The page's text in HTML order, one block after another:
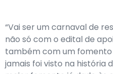
“Vai ser um carnaval de
não só com o edital de
também com um fomento
jamais foi visto na história